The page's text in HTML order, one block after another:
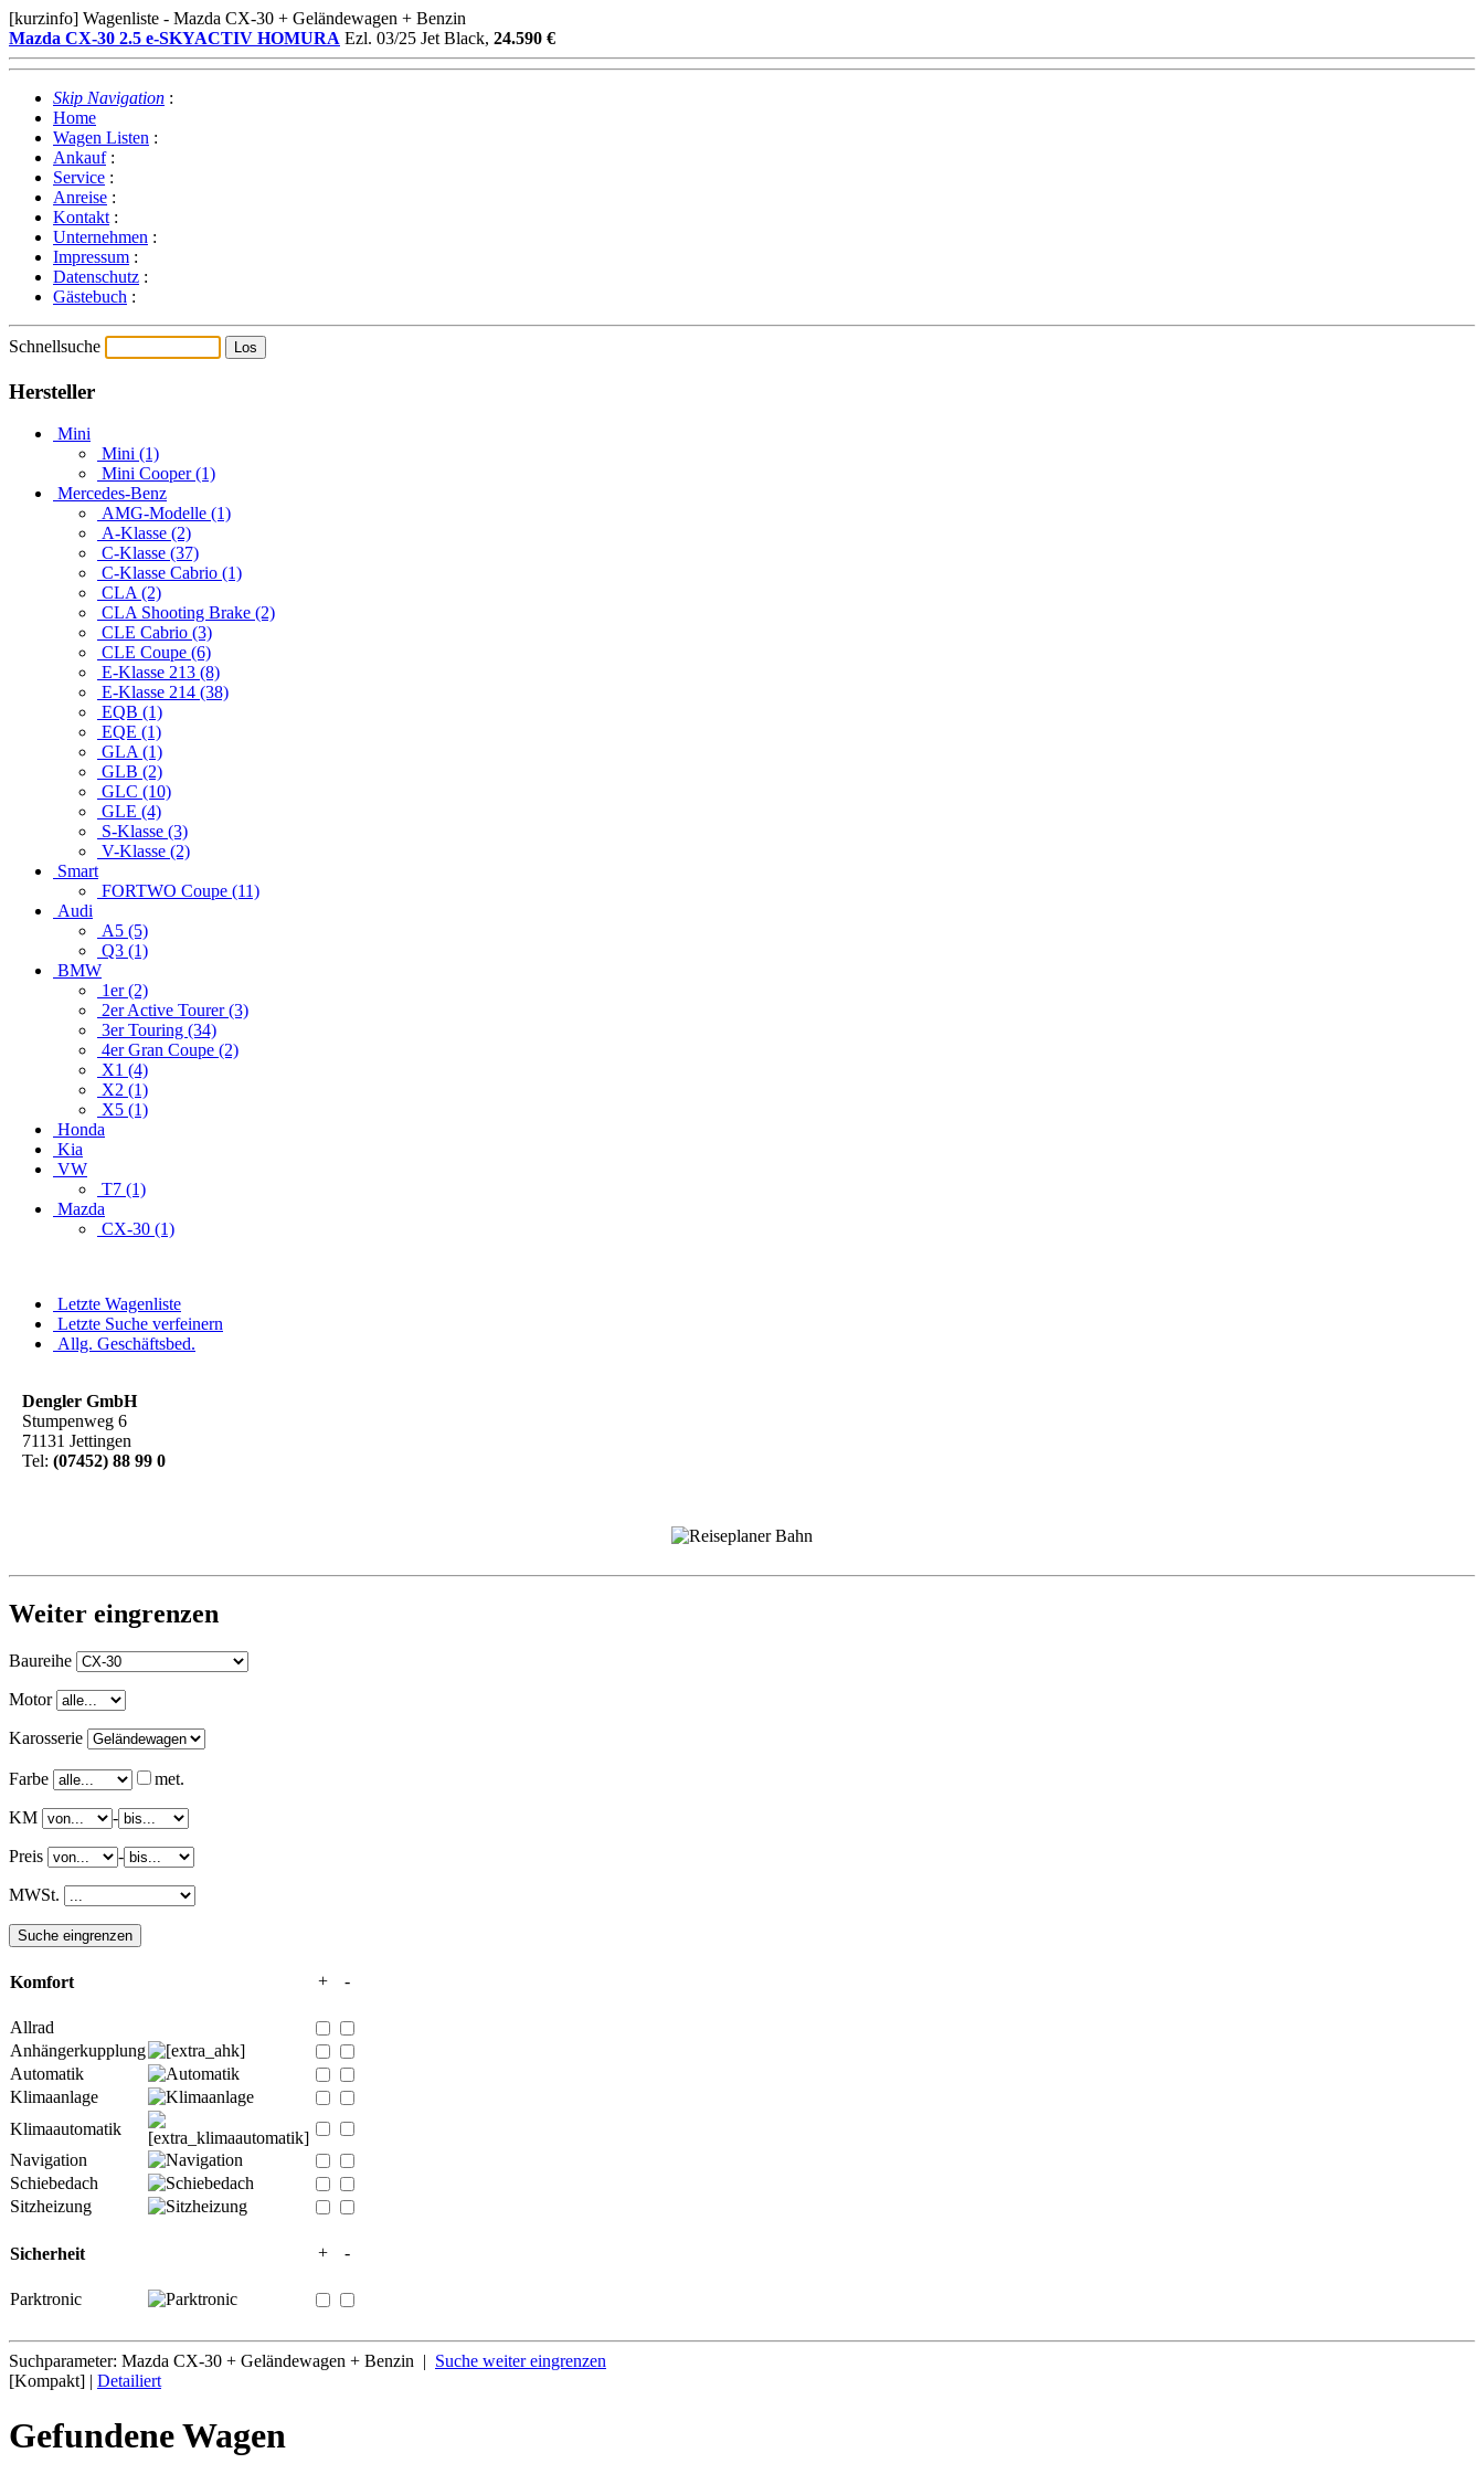
[kurzinfo] Wagenliste - Mazda CX-30 + Geländewagen + Benzin
Mazda CX-30 2.5 e-SKYACTIV HOMURA Ezl. 03/25 Jet Black, 24.590 €
Skip Navigation :
Home
Wagen Listen :
Ankauf:
Service :
Anreise :
Kontakt :
Unternehmen :
Impressum :
Datenschutz :
Gästebuch :
Schnellsuche
Hersteller
Mini
Mini (1)
Mini Cooper (1)
Mercedes-Benz
AMG-Modelle (1)
A-Klasse (2)
C-Klasse (37)
C-Klasse Cabrio (1)
CLA (2)
CLA Shooting Brake (2)
CLE Cabrio (3)
CLE Coupe (6)
E-Klasse 213 (8)
E-Klasse 214 (38)
EQB (1)
EQE (1)
GLA (1)
GLB (2)
GLC (10)
GLE (4)
S-Klasse (3)
V-Klasse (2)
Smart
FORTWO Coupe (11)
Audi
A5 (5)
Q3 (1)
BMW
1er (2)
2er Active Tourer (3)
3er Touring (34)
4er Gran Coupe (2)
X1 (4)
X2 (1)
X5 (1)
Honda
Kia
VW
T7 (1)
Mazda
CX-30 (1)
Letzte Wagenliste
Letzte Suche verfeinern
Allg. Geschäftsbed.
Dengler GmbH
Stumpenweg 6
71131 Jettingen
Tel: (07452) 88 99 0
Weiter eingrenzen
Baureihe
Motor
Karosserie
Farbe met.
KM -
Preis -
MWSt.
Komfort + -
Allrad
Anhängerkupplung
Automatik
Klimaanlage
Klimaautomatik
Navigation
Schiebedach
Sitzheizung
Sicherheit + -
Parktronic
Suchparameter: Mazda CX-30 + Geländewagen + Benzin | Suche weiter eingrenzen
[Kompakt] | Detailiert
Gefundene Wagen